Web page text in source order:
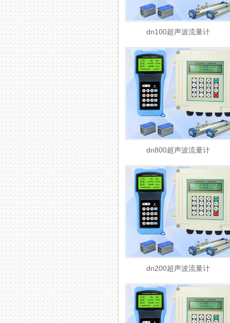
dn100超声波流量计
dn800超声波流量计
dn200超声波流量计